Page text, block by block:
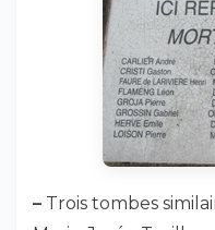
– Trois tombes